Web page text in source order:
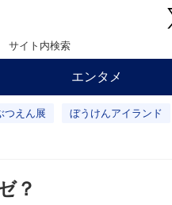
サイト内検索
エンタメ
つえん展 ぼうけんアイランド
？